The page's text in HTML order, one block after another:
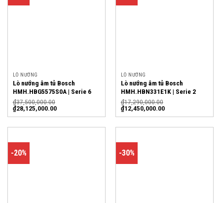
LÒ NƯỚNG
Lò nướng âm tủ Bosch
HMH.HBG5575S0A | Serie 6
₫37,500,000.00
₫28,125,000.00
LÒ NƯỚNG
Lò nướng âm tủ Bosch
HMH.HBN331E1K | Serie 2
₫17,290,000.00
₫12,450,000.00
-20% -30%